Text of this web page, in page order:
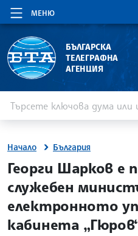
МЕНЮ
БЪЛГАРСКА
ТЕЛЕГРАФНА
АГЕНЦИЯ
Начало България
site.bta
Георги Шарков е
служебен
електронното
кабинета